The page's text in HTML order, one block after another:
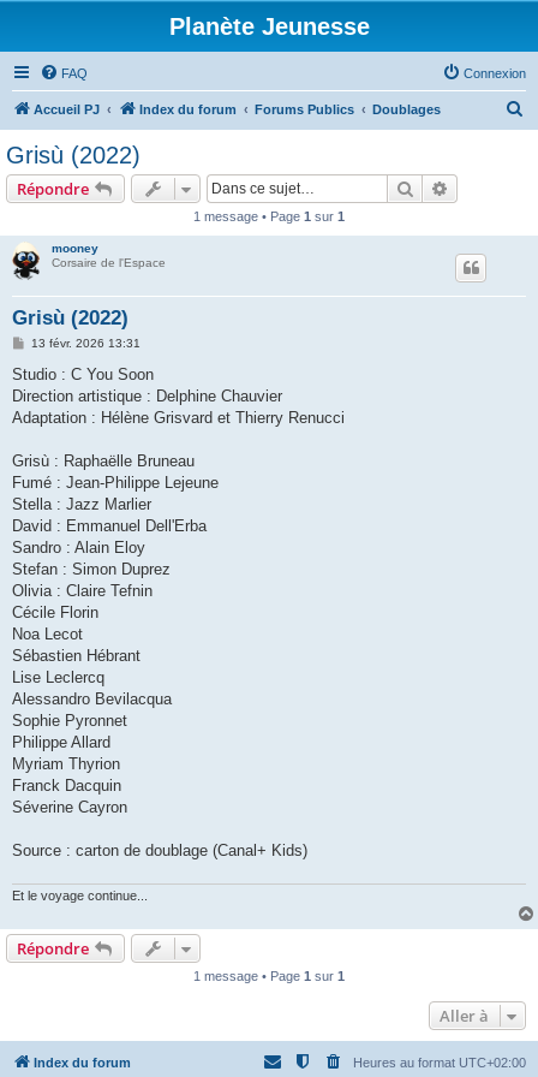
Planète Jeunesse
FAQ Connexion
Accueil PJ Index du forum Forums Publics Doublages
Grisù (2022)
Répondre Rechercher
1 message • Page 1 sur 1
mooney
Corsaire de l'Espace
Grisù (2022)
M
s
a
g
13 févr. 2026 13:31
Studio : C You Soon
Direction artistique : Delphine Chauvier
Adaptation : Hélène Grisvard et Thierry Renucci
Grisù : Raphaëlle Bruneau
Fumé : Jean-Philippe Lejeune
Stella : Jazz Marlier
David : Emmanuel Dell'Erba
Sandro : Alain Eloy
Stefan : Simon Duprez
Olivia : Claire Tefnin
Cécile Florin
Noa Lecot
Sébastien Hébrant
Lise Leclercq
Alessandro Bevilacqua
Sophie Pyronnet
Philippe Allard
Myriam Thyrion
Franck Dacquin
Séverine Cayron
Source : carton de doublage (Canal+ Kids)
Et le voyage continue...
Répondre
1 message • Page 1 sur 1
Aller à
Index du forum Heures au format UTC+02:00